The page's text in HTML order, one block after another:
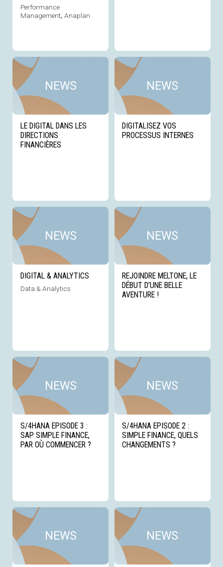
Performance
Management, Anaplan
NEWS
LE DIGITAL DANS LES
DIRECTIONS
FINANCIÈRES
Voir cette news
NEWS
DIGITALISEZ VOS
PROCESSUS INTERNES
NEWS
DIGITAL & ANALYTICS
Data & Analytics
Voir cette news
NEWS
REJOINDRE MELTONE, LE
DÉBUT D’UNE BELLE
AVENTURE !
NEWS
S/4HANA EPISODE 3 :
SAP SIMPLE FINANCE,
PAR OÙ COMMENCER ?
Voir cette news
NEWS
S/4HANA EPISODE 2 :
SIMPLE FINANCE, QUELS
CHANGEMENTS ?
NEWS
Voir cette news
NEWS